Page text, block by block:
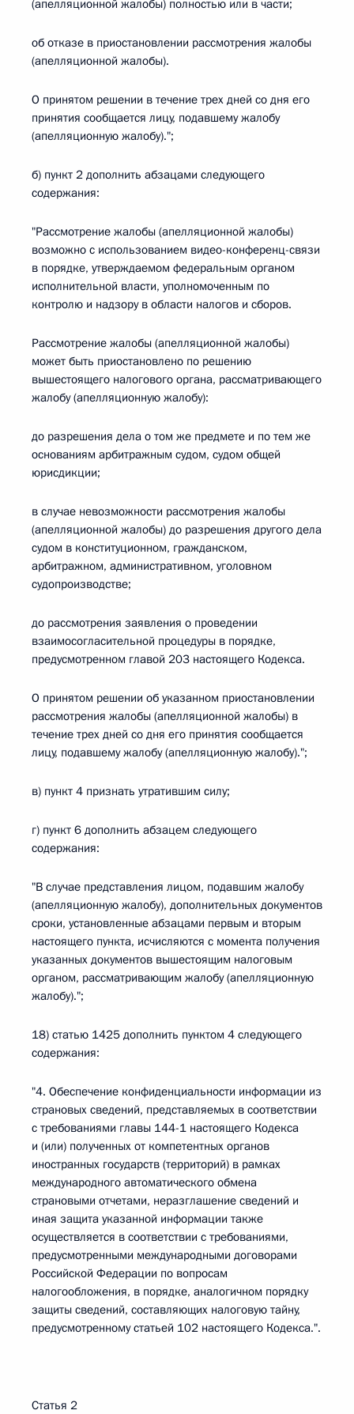
(апелляционной жалобы) полностью или в части;
об отказе в приостановлении рассмотрения жалобы
(апелляционной жалобы).
О принятом решении в течение трех дней со дня его
принятия сообщается лицу, подавшему жалобу
(апелляционную жалобу).";
б) пункт 2 дополнить абзацами следующего
содержания:
"Рассмотрение жалобы (апелляционной жалобы)
возможно с использованием видео-конференц-связи
в порядке, утверждаемом федеральным органом
исполнительной власти, уполномоченным по
контролю и надзору в области налогов и сборов.
Рассмотрение жалобы (апелляционной жалобы)
может быть приостановлено по решению
вышестоящего налогового органа, рассматривающего
жалобу (апелляционную жалобу):
до разрешения дела о том же предмете и по тем же
основаниям арбитражным судом, судом общей
юрисдикции;
в случае невозможности рассмотрения жалобы
(апелляционной жалобы) до разрешения другого дела
судом в конституционном, гражданском,
арбитражном, административном, уголовном
судопроизводстве;
до рассмотрения заявления о проведении
взаимосогласительной процедуры в порядке,
предусмотренном главой 203 настоящего Кодекса.
О принятом решении об указанном приостановлении
рассмотрения жалобы (апелляционной жалобы) в
течение трех дней со дня его принятия сообщается
лицу, подавшему жалобу (апелляционную жалобу).";
в) пункт 4 признать утратившим силу;
г) пункт 6 дополнить абзацем следующего
содержания:
"В случае представления лицом, подавшим жалобу
(апелляционную жалобу), дополнительных документов
сроки, установленные абзацами первым и вторым
настоящего пункта, исчисляются с момента получения
указанных документов вышестоящим налоговым
органом, рассматривающим жалобу (апелляционную
жалобу).";
18) статью 1425 дополнить пунктом 4 следующего
содержания:
"4. Обеспечение конфиденциальности информации из
страновых сведений, представляемых в соответствии
с требованиями главы 144-1 настоящего Кодекса
и (или) полученных от компетентных органов
иностранных государств (территорий) в рамках
международного автоматического обмена
страновыми отчетами, неразглашение сведений и
иная защита указанной информации также
осуществляется в соответствии с требованиями,
предусмотренными международными договорами
Российской Федерации по вопросам
налогообложения, в порядке, аналогичном порядку
защиты сведений, составляющих налоговую тайну,
предусмотренному статьей 102 настоящего Кодекса.".
Статья 2